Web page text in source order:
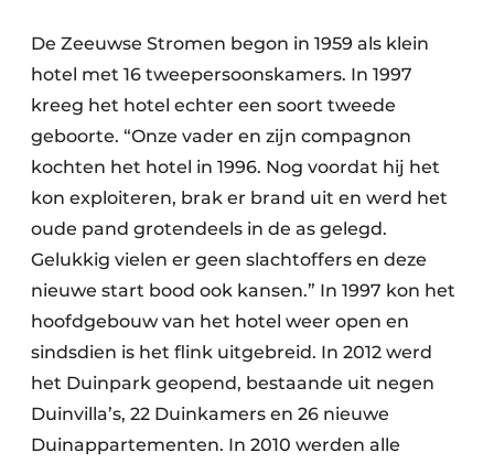
De Zeeuwse Stromen begon in 1959 als klein
hotel met 16 tweepersoonskamers. In 1997
kreeg het hotel echter een soort tweede
geboorte. “Onze vader en zijn compagnon
kochten het hotel in 1996. Nog voordat hij het
kon exploiteren, brak er brand uit en werd het
oude pand grotendeels in de as gelegd.
Gelukkig vielen er geen slachtoffers en deze
nieuwe start bood ook kansen.” In 1997 kon het
hoofdgebouw van het hotel weer open en
sindsdien is het flink uitgebreid. In 2012 werd
het Duinpark geopend, bestaande uit negen
Duinvilla’s, 22 Duinkamers en 26 nieuwe
Duinappartementen. In 2010 werden alle